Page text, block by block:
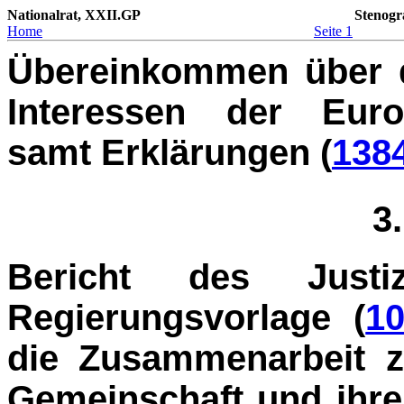
Nationalrat, XXII.GP
Home
Seite 1
Übereinkommen
Interessen der
samt Erklärungen (
Bericht des
Regierungsvorlage (
die Zusammenarbeit